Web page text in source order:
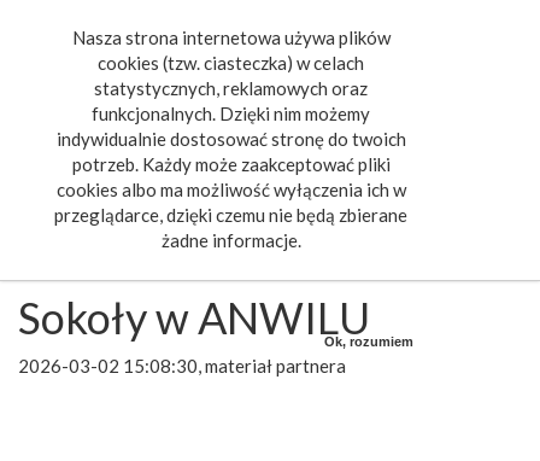
Nasza strona internetowa używa plików
cookies (tzw. ciasteczka) w celach
statystycznych, reklamowych oraz
funkcjonalnych. Dzięki nim możemy
indywidualnie dostosować stronę do twoich
potrzeb. Każdy może zaakceptować pliki
cookies albo ma możliwość wyłączenia ich w
przeglądarce, dzięki czemu nie będą zbierane
żadne informacje.
Ok, rozumiem
Sokoły w ANWILU
2026-03-02 15:08:30, materiał partnera